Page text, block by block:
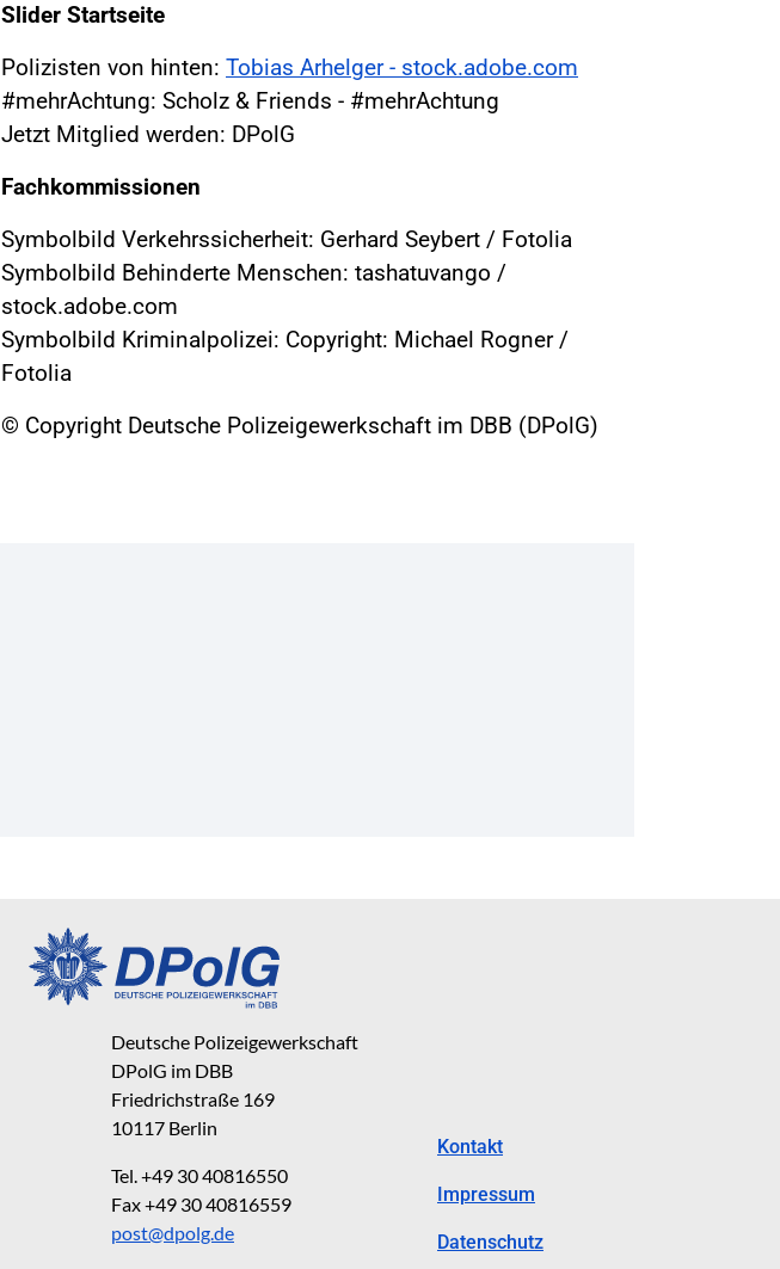
Slider Startseite
Polizisten von hinten: Tobias Arhelger - stock.adobe.com
#mehrAchtung: Scholz & Friends - #mehrAchtung
Jetzt Mitglied werden: DPolG
Fachkommissionen
Symbolbild Verkehrssicherheit: Gerhard Seybert / Fotolia
Symbolbild Behinderte Menschen: tashatuvango /
stock.adobe.com
Symbolbild Kriminalpolizei: Copyright: Michael Rogner /
Fotolia
© Copyright Deutsche Polizeigewerkschaft im DBB (DPolG)
Deutsche Polizeigewerkschaft
DPolG im DBB
Friedrichstraße 169
10117 Berlin
Tel. +49 30 40816550
Fax +49 30 40816559
post@dpolg.de
Kontakt
Impressum
Datenschutz